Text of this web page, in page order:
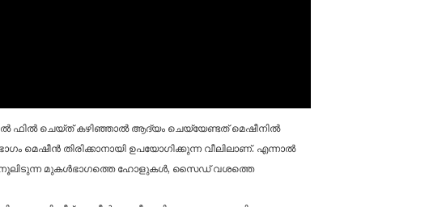
ഫിൽ ചെയ്ത് കഴിഞ്ഞാൽ ആദ്യം ചെയ്യേണ്ടത് മെഷീനിൽ
തിരിക്കാനായി ഉപയോഗിക്കുന്ന വീലിലാണ്. എന്നാൽ
നൂലിടുന്ന മുകൾഭാഗത്തെ ഹോളുകൾ, സൈഡ് വശത്തെ